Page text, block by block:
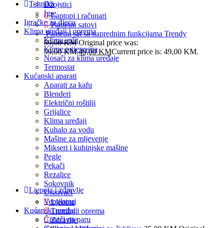
Džojstici
Igre
Igračke za djecu
Klima uređaji i oprema
Klima split
Klime prijenosna
Nosači za klima uređaje
Termostat
Kućanski aparati
Aparati za kafu
Blenderi
Električni roštilji
Grijalice
Klima uređaji
Kuhalo za vodu
Mašine za mljevenje
Mikseri i kuhinjske mašine
Pegle
Pekači
Rezalice
Sokovnik
Usisivači
Ventilatori
Kućanski uređaji
Čistači na paru
Tehnika
Laptopi i računari
Pametni satovi
Pametni sat sa naprednim funkcijama Trendy
59,00KM Original price was:
59,00 KM.49,00KMCurrent price is: 49,00 KM.
Ljepota i zdravlje
Ljepota
Trening i oprema
Zdravlje